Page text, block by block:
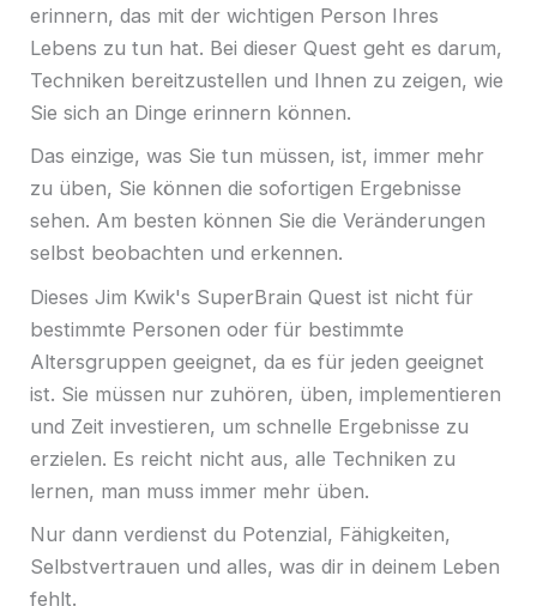
erinnern, das mit der wichtigen Person Ihres
Lebens zu tun hat. Bei dieser Quest geht es darum,
Techniken bereitzustellen und Ihnen zu zeigen, wie
Sie sich an Dinge erinnern können.
Das einzige, was Sie tun müssen, ist, immer mehr
zu üben, Sie können die sofortigen Ergebnisse
sehen. Am besten können Sie die Veränderungen
selbst beobachten und erkennen.
Dieses Jim Kwik's SuperBrain Quest ist nicht für
bestimmte Personen oder für bestimmte
Altersgruppen geeignet, da es für jeden geeignet
ist. Sie müssen nur zuhören, üben, implementieren
und Zeit investieren, um schnelle Ergebnisse zu
erzielen. Es reicht nicht aus, alle Techniken zu
lernen, man muss immer mehr üben.
Nur dann verdienst du Potenzial, Fähigkeiten,
Selbstvertrauen und alles, was dir in deinem Leben
fehlt.